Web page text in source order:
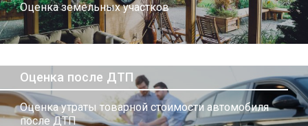
Оценка земельных участков
Оценка после ДТП
Оценка утраты товарной стоимости автомобиля
после ДТП